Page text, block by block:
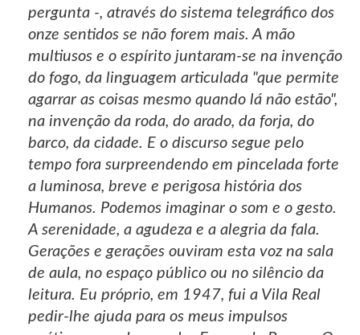
pergunta -, através do sistema telegráfico dos
onze sentidos se não forem mais. A mão
multiusos e o espírito juntaram-se na invenção
do fogo, da linguagem articulada "que permite
agarrar as coisas mesmo quando lá não estão",
na invenção da roda, do arado, da forja, do
barco, da cidade. E o discurso segue pelo
tempo fora surpreendendo em pincelada forte
a luminosa, breve e perigosa história dos
Humanos. Podemos imaginar o som e o gesto.
A serenidade, a agudeza e a alegria da fala.
Gerações e gerações ouviram esta voz na sala
de aula, no espaço público ou no silêncio da
leitura. Eu próprio, em 1947, fui a Vila Real
pedir-lhe ajuda para os meus impulsos